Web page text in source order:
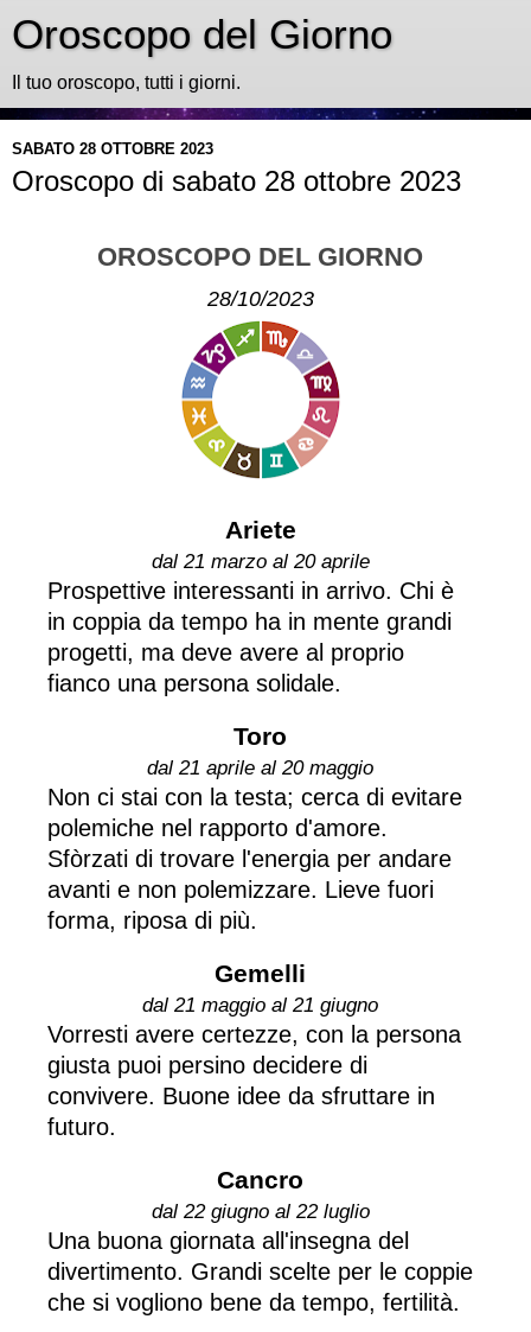
Oroscopo del Giorno
Il tuo oroscopo, tutti i giorni.
SABATO 28 OTTOBRE 2023
Oroscopo di sabato 28 ottobre 2023
OROSCOPO DEL GIORNO
28/10/2023
Ariete
dal 21 marzo al 20 aprile
Prospettive interessanti in arrivo. Chi è
in coppia da tempo ha in mente grandi
progetti, ma deve avere al proprio
fianco una persona solidale.
Toro
dal 21 aprile al 20 maggio
Non ci stai con la testa; cerca di evitare
polemiche nel rapporto d'amore.
Sfòrzati di trovare l'energia per andare
avanti e non polemizzare. Lieve fuori
forma, riposa di più.
Gemelli
dal 21 maggio al 21 giugno
Vorresti avere certezze, con la persona
giusta puoi persino decidere di
convivere. Buone idee da sfruttare in
futuro.
Cancro
dal 22 giugno al 22 luglio
Una buona giornata all'insegna del
divertimento. Grandi scelte per le coppie
che si vogliono bene da tempo, fertilità.